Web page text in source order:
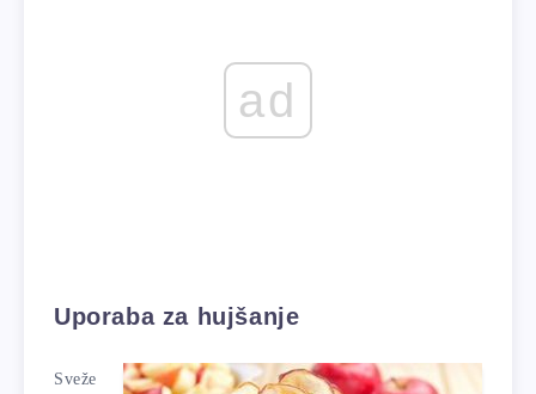
ad
Uporaba za hujšanje
Sveže